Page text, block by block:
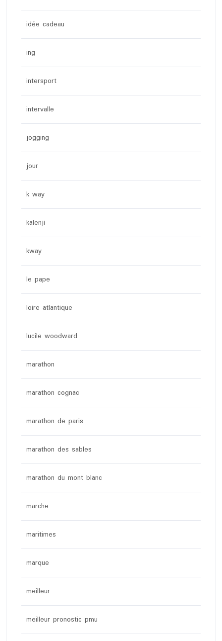
idée cadeau
ing
intersport
intervalle
jogging
jour
k way
kalenji
kway
le pape
loire atlantique
lucile woodward
marathon
marathon cognac
marathon de paris
marathon des sables
marathon du mont blanc
marche
maritimes
marque
meilleur
meilleur pronostic pmu